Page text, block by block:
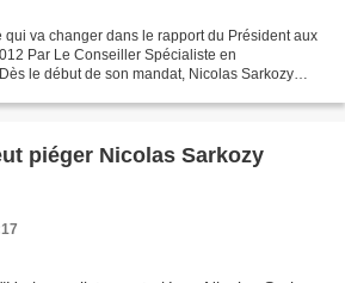
qui va changer dans le rapport du Président aux
Par Le Conseiller Spécialiste en
le début de son mandat, Nicolas Sarkozy
piéger Nicolas Sarkozy